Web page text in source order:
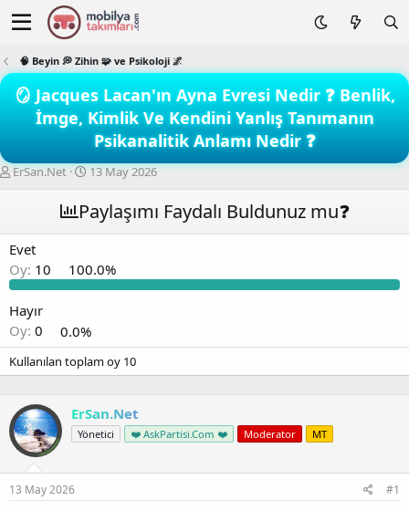
🧠 Beyin 💭 Zihin 🧩 ve Psikoloji 🌌
🪞 Jacques Lacan'ın Ayna Evresi Nedir ❓ Benlik,
İmge, Kimlik Ve Kendini Yanlış Tanımanın
Psikanalitik Anlamı Nedir ❓
K
o
u
y
u
ş
l
a
t
ErSan.Net
B
a
l
a
g
a
r
i
13 May 2026
Paylaşımı Faydalı Buldunuz mu❓
Evet
Oy: 10 100.0%
Hayır
Oy: 0 0.0%
Kullanılan toplam oy 10
ErSan.Net
Yönetici ❤️ AskPartisi.Com ❤️ Moderator MT
13 May 2026 #1